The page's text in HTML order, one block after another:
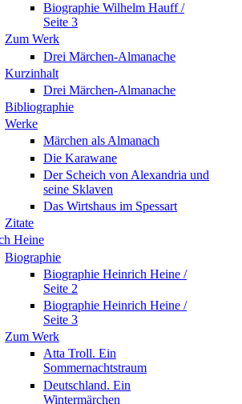
Biographie Wilhelm Hauff /
Seite 3
Zum Werk
Drei Märchen-Almanache
Kurzinhalt
Drei Märchen-Almanache
Bibliographie
Werke
Märchen als Almanach
Die Karawane
Der Scheich von Alexandria und
seine Sklaven
Das Wirtshaus im Spessart
Zitate
Heine
Biographie
Biographie Heinrich Heine /
Seite 2
Biographie Heinrich Heine /
Seite 3
Zum Werk
Atta Troll. Ein
Sommernachtstraum
Deutschland. Ein
Wintermärchen